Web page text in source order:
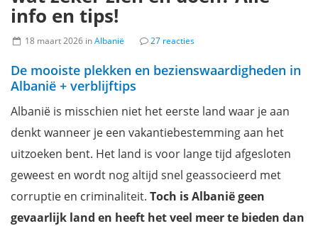
info en tips!
18 maart 2026 inAlbanië 27 reacties
De mooiste plekken en bezienswaardigheden in
Albanië + verblijftips
Albanië is misschien niet het eerste land waar je aan
denkt wanneer je een vakantiebestemming aan het
uitzoeken bent. Het land is voor lange tijd afgesloten
geweest en wordt nog altijd snel geassocieerd met
corruptie en criminaliteit. Toch is Albanië geen
gevaarlijk land en heeft het veel meer te bieden dan